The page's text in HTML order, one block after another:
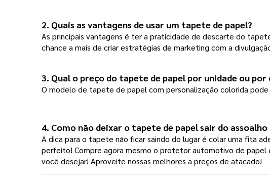
2. Quais as vantagens de usar um tapete de papel?
As principais vantagens é ter a praticidade de descarte do
chance a mais de criar estratégias de marketing com a
3. Qual o preço do tapete de papel por unidade ou por
O modelo de tapete de papel com personalização colorida
4. Como não deixar o tapete de papel sair do
A dica para o tapete não ficar saindo do lugar é colar uma fita
perfeito! Compre agora mesmo o protetor automotivo de papel
você desejar! Aproveite nossas melhores a preços de atacado!